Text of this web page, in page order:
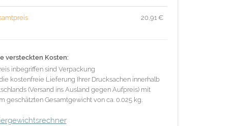
20,91 €
versteckten Kosten:
inbegriffen sind Verpackung
kostenfreie Lieferung Ihrer Drucksachen innerhalb
(Versand ins Ausland gegen Aufpreis) mit
geschätzten Gesamtgewicht von ca. 0.025 kg.